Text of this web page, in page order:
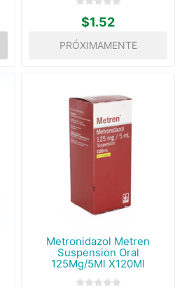
$1.52
PRÓXIMAMENTE
Metronidazol Metren
Suspension Oral
125Mg/5Ml X120Ml